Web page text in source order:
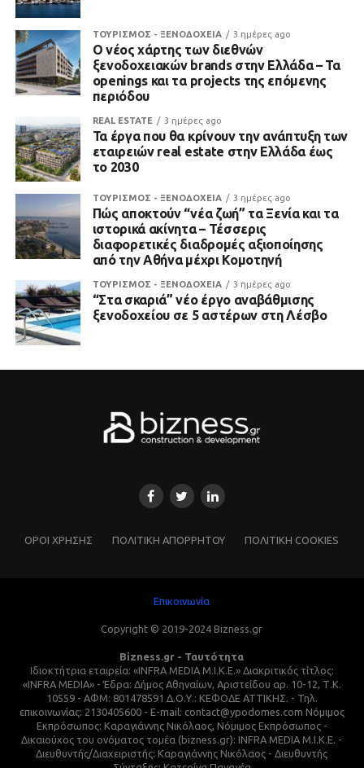
ΤΟΥΡΙΣΜΟΣ - ΞΕΝΟΔΟΧΕΙΑ 3 ημέρες ago
Ο νέος χάρτης των διεθνών
ξενοδοχειακών brands στην Ελλάδα – Τα
openings και τα projects της επόμενης
περιόδου
REAL ESTATE 3 ημέρες ago
Τα έργα που θα κρίνουν την ανάπτυξη των
εταιρειών real estate στην Ελλάδα έως
το 2030
ΤΟΥΡΙΣΜΟΣ - ΞΕΝΟΔΟΧΕΙΑ 3 ημέρες ago
Πώς αποκτούν “νέα ζωή” τα Ξενία και τα
ιστορικά ακίνητα – Τέσσερις
διαφορετικές διαδρομές αξιοποίησης
από την Αθήνα μέχρι Κομοτηνή
ΤΟΥΡΙΣΜΟΣ - ΞΕΝΟΔΟΧΕΙΑ 3 ημέρες ago
“Στα σκαριά” νέο έργο αναβάθμισης
ξενοδοχείου σε 5 αστέρων στη Λέσβο
ΌΡΟΙ ΧΡΗΣΗΣ ΠΟΛΙΤΙΚΗ ΑΠΟΡΡΗΤΟΥ ΠΟΛΙΤΙΚΗ COOKIES
Επικοινωνία
Copyright © 2019-2024 Bizness.gr
Bizness.gr - Ταυτότητα
Ιδιοκτήτρια εταιρεία: «INFRA MEDIA M.I.K.E.» Διακριτικός τίτλος:
«INFRA MEDIA» - Έδρα: Δήμος Αθηναίων, Αριστείδου αρ. 10-12, Τ.Κ.
10559 - ΑΦΜ: 801478591 Δ.Ο.Υ.: ΚΕΦΟΔΕ ΑΤΤΙΚΗΣ. - Τηλ.
επικοινωνίας: 2130405600 - E-mail: contact@ypodomes.com Νόμιμος
Εκπρόσωπος: Καραγιάννης Νικόλαος, Νόμιμος Εκπρόσωπος -
Δικαιούχος του ονόματος τομέα (bizness.gr): INFRA MEDIA M.I.K.E. -
Διευθυντής/Διαχειριστής: Καραγιάννης Νικόλαος - Διευθυντής